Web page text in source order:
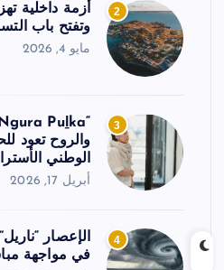
2
أزمة داخلية
وتفتح باب
مايو 4, 2026
3
والروح تعود
الوطني
أبريل 17, 2026
4
الإعصار
في مواجهة